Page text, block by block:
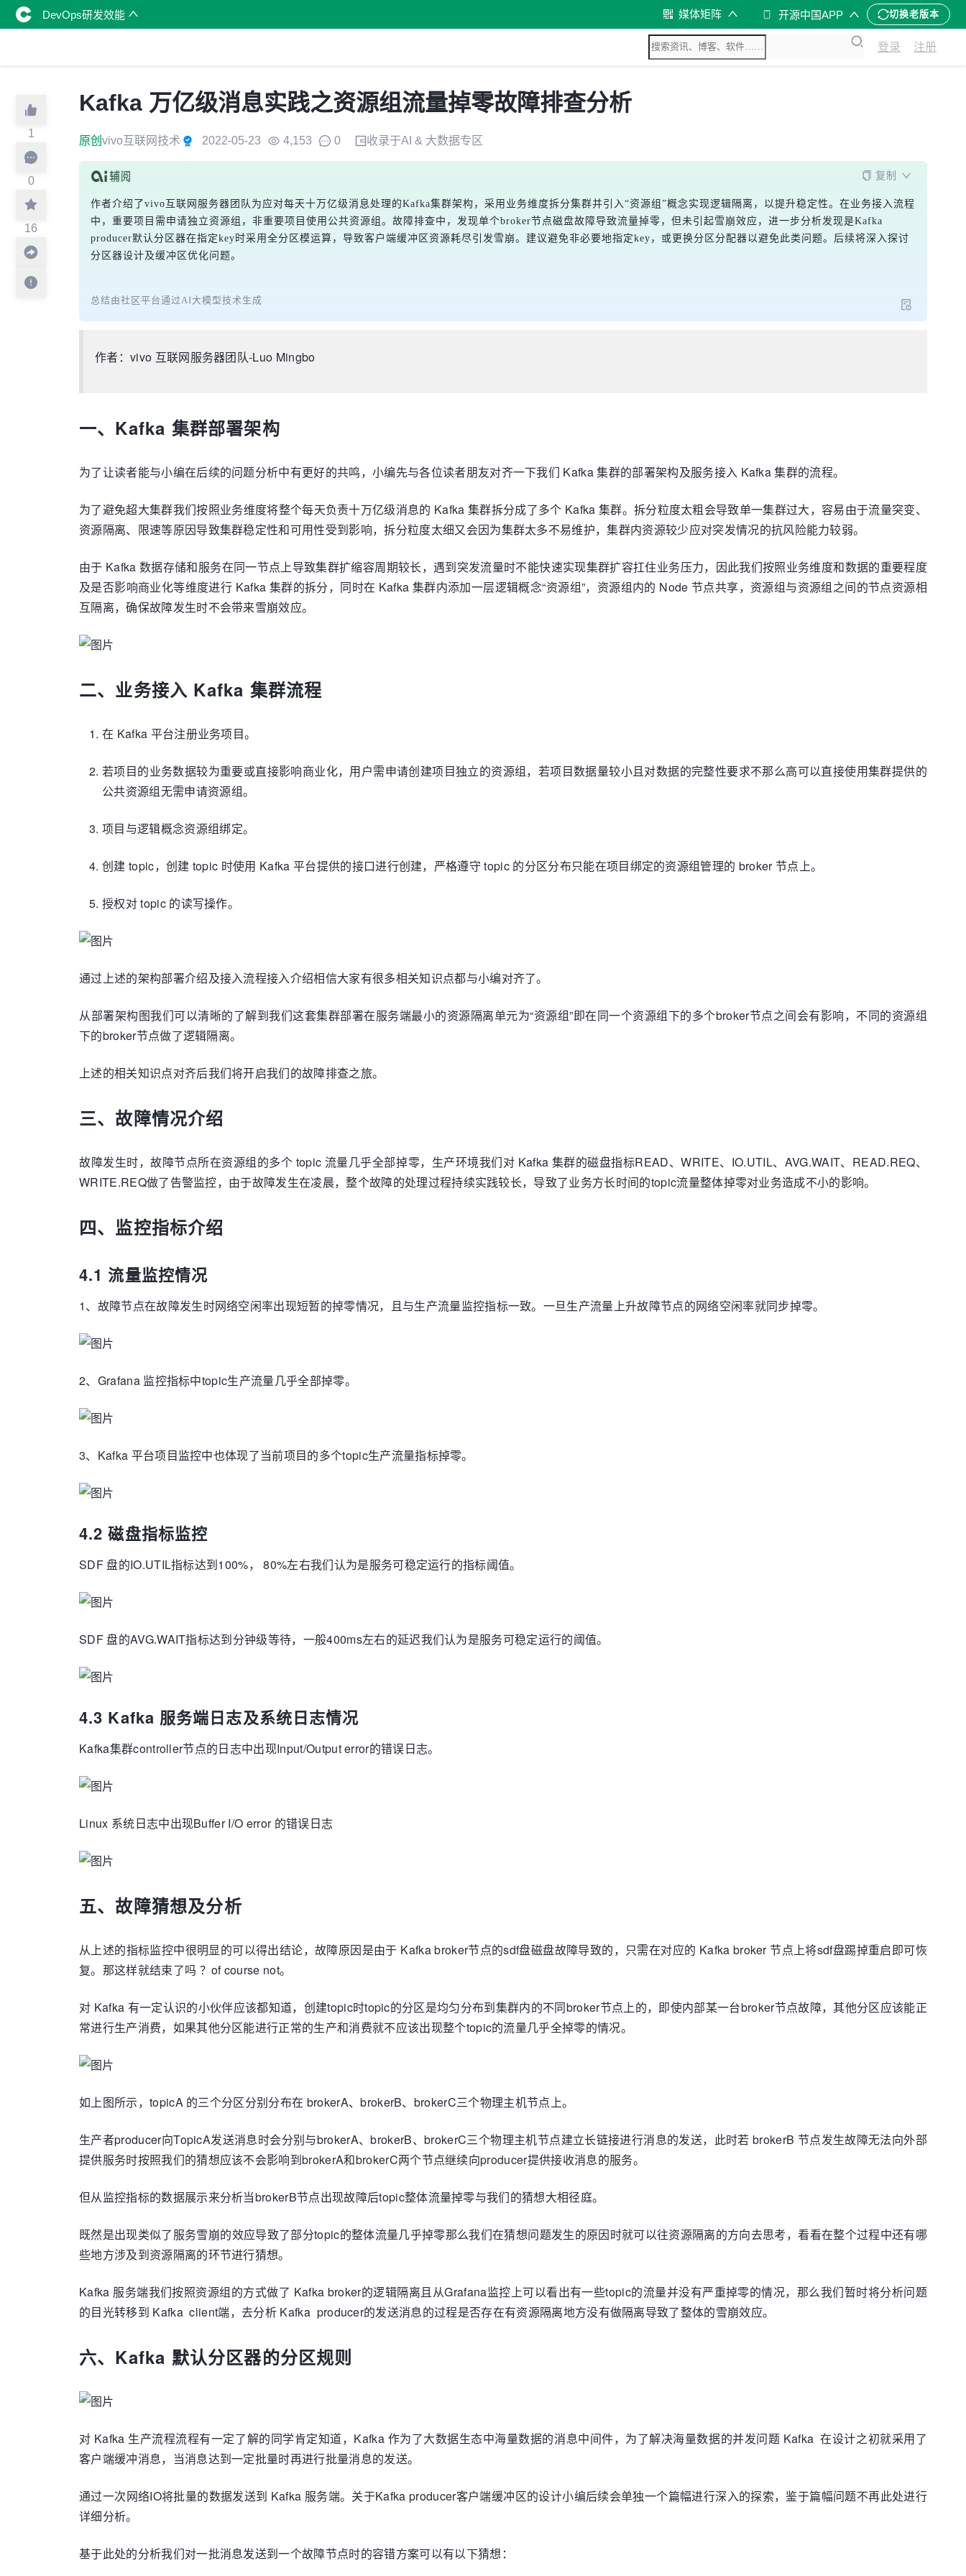
DevOps研发效能 媒体矩阵 开源中国APP 切换老版本
登录 注册
1
0
16
Kafka 万亿级消息实践之资源组流量掉零故障排查分析
原创 vivo互联网技术 2022-05-23 4,153 0 收录于AI & 大数据专区
复制
作者介绍了vivo互联网服务器团队为应对每天十万亿级消息处理的Kafka集群架构，采用业务维度拆分集群并引入“资源组”概念实现逻辑隔离，以提升稳定性。在业务接入流程
中，重要项目需申请独立资源组，非重要项目使用公共资源组。故障排查中，发现单个broker节点磁盘故障导致流量掉零，但未引起雪崩效应，进一步分析发现是Kafka
producer默认分区器在指定key时采用全分区模运算，导致客户端缓冲区资源耗尽引发雪崩。建议避免非必要地指定key，或更换分区分配器以避免此类问题。后续将深入探讨
分区器设计及缓冲区优化问题。
总结由社区平台通过AI大模型技术生成
作者：vivo 互联网服务器团队-Luo Mingbo
一、Kafka 集群部署架构
为了让读者能与小编在后续的问题分析中有更好的共鸣，小编先与各位读者朋友对齐一下我们 Kafka 集群的部署架构及服务接入 Kafka 集群的流程。
为了避免超大集群我们按照业务维度将整个每天负责十万亿级消息的 Kafka 集群拆分成了多个 Kafka 集群。拆分粒度太粗会导致单一集群过大，容易由于流量突变、
资源隔离、限速等原因导致集群稳定性和可用性受到影响，拆分粒度太细又会因为集群太多不易维护，集群内资源较少应对突发情况的抗风险能力较弱。
由于 Kafka 数据存储和服务在同一节点上导致集群扩缩容周期较长，遇到突发流量时不能快速实现集群扩容扛住业务压力，因此我们按照业务维度和数据的重要程度
及是否影响商业化等维度进行 Kafka 集群的拆分，同时在 Kafka 集群内添加一层逻辑概念“资源组”，资源组内的 Node 节点共享，资源组与资源组之间的节点资源相
互隔离，确保故障发生时不会带来雪崩效应。
二、业务接入 Kafka 集群流程
在 Kafka 平台注册业务项目。
若项目的业务数据较为重要或直接影响商业化，用户需申请创建项目独立的资源组，若项目数据量较小且对数据的完整性要求不那么高可以直接使用集群提供的
公共资源组无需申请资源组。
项目与逻辑概念资源组绑定。
创建 topic，创建 topic 时使用 Kafka 平台提供的接口进行创建，严格遵守 topic 的分区分布只能在项目绑定的资源组管理的 broker 节点上。
授权对 topic 的读写操作。
通过上述的架构部署介绍及接入流程接入介绍相信大家有很多相关知识点都与小编对齐了。
从部署架构图我们可以清晰的了解到我们这套集群部署在服务端最小的资源隔离单元为“资源组”即在同一个资源组下的多个broker节点之间会有影响，不同的资源组
下的broker节点做了逻辑隔离。
上述的相关知识点对齐后我们将开启我们的故障排查之旅。
三、故障情况介绍
故障发生时，故障节点所在资源组的多个 topic 流量几乎全部掉零，生产环境我们对 Kafka 集群的磁盘指标READ、WRITE、IO.UTIL、AVG.WAIT、READ.REQ、
WRITE.REQ做了告警监控，由于故障发生在凌晨，整个故障的处理过程持续实践较长，导致了业务方长时间的topic流量整体掉零对业务造成不小的影响。
四、监控指标介绍
4.1 流量监控情况
1、故障节点在故障发生时网络空闲率出现短暂的掉零情况，且与生产流量监控指标一致。一旦生产流量上升故障节点的网络空闲率就同步掉零。
2、Grafana 监控指标中topic生产流量几乎全部掉零。
3、Kafka 平台项目监控中也体现了当前项目的多个topic生产流量指标掉零。
4.2 磁盘指标监控
SDF 盘的IO.UTIL指标达到100%， 80%左右我们认为是服务可稳定运行的指标阈值。
SDF 盘的AVG.WAIT指标达到分钟级等待，一般400ms左右的延迟我们认为是服务可稳定运行的阈值。
4.3 Kafka 服务端日志及系统日志情况
Kafka集群controller节点的日志中出现Input/Output error的错误日志。
Linux 系统日志中出现Buffer I/O error 的错误日志
五、故障猜想及分析
从上述的指标监控中很明显的可以得出结论，故障原因是由于 Kafka broker节点的sdf盘磁盘故障导致的，只需在对应的 Kafka broker 节点上将sdf盘踢掉重启即可恢
复。那这样就结束了吗 ？of course not。
对 Kafka 有一定认识的小伙伴应该都知道，创建topic时topic的分区是均匀分布到集群内的不同broker节点上的，即使内部某一台broker节点故障，其他分区应该能正
常进行生产消费，如果其他分区能进行正常的生产和消费就不应该出现整个topic的流量几乎全掉零的情况。
如上图所示，topicA 的三个分区分别分布在 brokerA、brokerB、brokerC三个物理主机节点上。
生产者producer向TopicA发送消息时会分别与brokerA、brokerB、brokerC三个物理主机节点建立长链接进行消息的发送，此时若 brokerB 节点发生故障无法向外部
提供服务时按照我们的猜想应该不会影响到brokerA和brokerC两个节点继续向producer提供接收消息的服务。
但从监控指标的数据展示来分析当brokerB节点出现故障后topic整体流量掉零与我们的猜想大相径庭。
既然是出现类似了服务雪崩的效应导致了部分topic的整体流量几乎掉零那么我们在猜想问题发生的原因时就可以往资源隔离的方向去思考，看看在整个过程中还有哪
些地方涉及到资源隔离的环节进行猜想。
Kafka 服务端我们按照资源组的方式做了 Kafka broker的逻辑隔离且从Grafana监控上可以看出有一些topic的流量并没有严重掉零的情况，那么我们暂时将分析问题
的目光转移到 Kafka client端，去分析 Kafka producer的发送消息的过程是否存在有资源隔离地方没有做隔离导致了整体的雪崩效应。
六、Kafka 默认分区器的分区规则
对 Kafka 生产流程流程有一定了解的同学肯定知道，Kafka 作为了大数据生态中海量数据的消息中间件，为了解决海量数据的并发问题 Kafka 在设计之初就采用了
客户端缓冲消息，当消息达到一定批量时再进行批量消息的发送。
通过一次网络IO将批量的数据发送到 Kafka 服务端。关于Kafka producer客户端缓冲区的设计小编后续会单独一个篇幅进行深入的探索，鉴于篇幅问题不再此处进行
详细分析。
基于此处的分析我们对一批消息发送到一个故障节点时的容错方案可以有以下猜想：